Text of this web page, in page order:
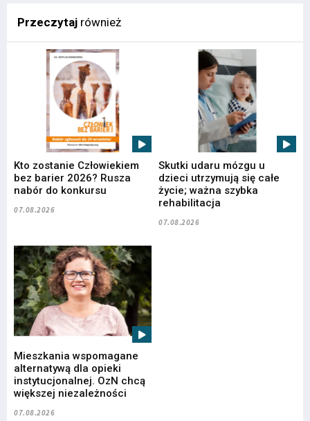
Przeczytaj również
Kto zostanie Człowiekiem
bez barier 2026? Rusza
nabór do konkursu
07.08.2026
Skutki udaru mózgu u
dzieci utrzymują się całe
życie; ważna szybka
rehabilitacja
07.08.2026
Mieszkania wspomagane
alternatywą dla opieki
instytucjonalnej. OzN chcą
większej niezależności
07.08.2026